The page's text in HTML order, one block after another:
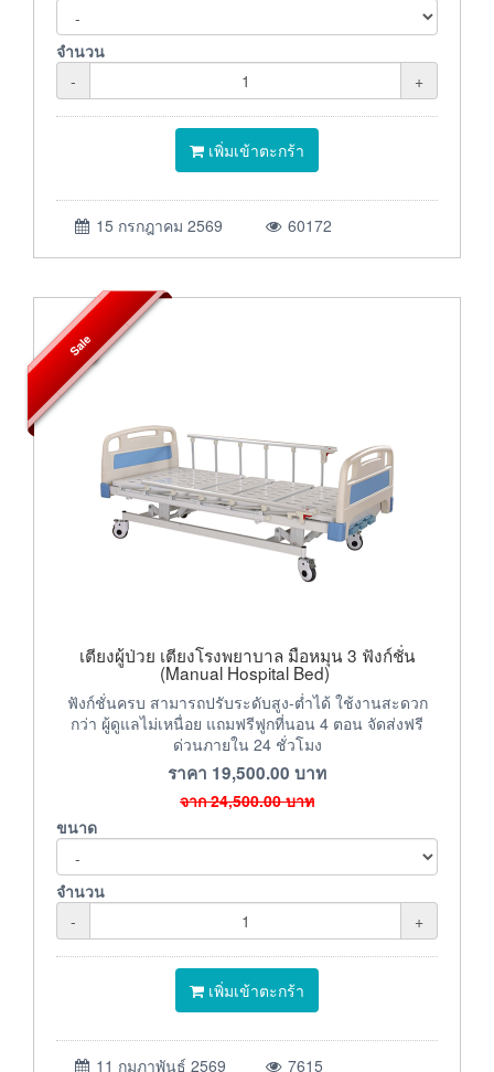
จำนวน
-
+
เพิ่มเข้าตะกร้า
15 กรกฎาคม 2569 60172
Sale
เตียงผู้ป่วย เตียงโรงพยาบาล มือหมุน 3 ฟังก์ชั่น
(Manual Hospital Bed)
ฟังก์ชั่นครบ สามารถปรับระดับสูง-ต่ำได้ ใช้งานสะดวก
กว่า ผู้ดูแลไม่เหนื่อย แถมฟรีฟูกที่นอน 4 ตอน จัดส่งฟรี
ด่วนภายใน 24 ชั่วโมง
ราคา 19,500.00 บาท
จาก24,500.00บาท
ขนาด
จำนวน
-
+
เพิ่มเข้าตะกร้า
11 กุมภาพันธ์ 2569 7615